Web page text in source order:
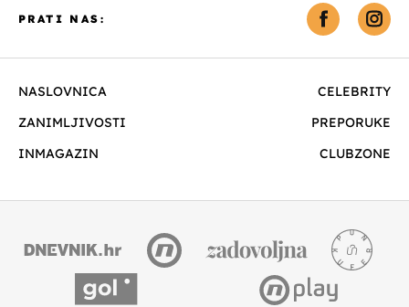
NASLOVNICA
CELEBRITY
ZANIMLJIVOSTI
PREPORUKE
INMAGAZIN
CLUBZONE
PRATI NAS: